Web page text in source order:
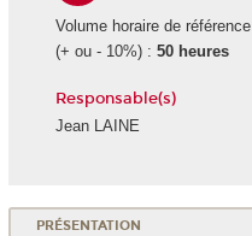
Volume horaire de référence
(+ ou - 10%) : 50 heures
Responsable(s)
Jean LAINE
PRÉSENTATION